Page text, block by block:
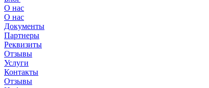
О нас
О нас
Документы
Партнеры
Реквизиты
Отзывы
Услуги
Контакты
Отзывы